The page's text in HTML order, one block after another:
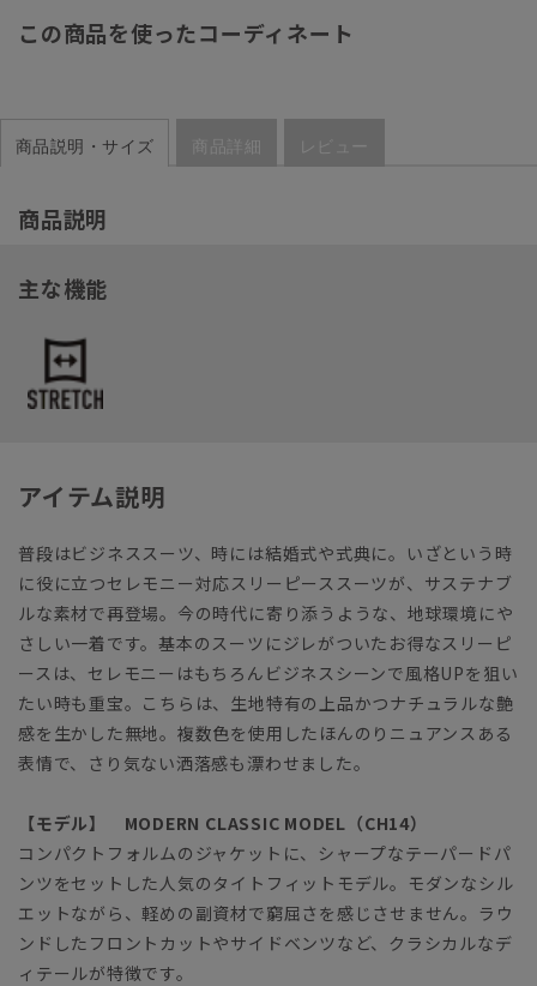
この商品を使ったコーディネート
商品説明・サイズ 商品詳細 レビュー
商品説明
主な機能
アイテム説明
普段はビジネススーツ、時には結婚式や式典に。いざという時
に役に立つセレモニー対応スリーピーススーツが、サステナブ
ルな素材で再登場。今の時代に寄り添うような、地球環境にや
さしい一着です。基本のスーツにジレがついたお得なスリーピ
ースは、セレモニーはもちろんビジネスシーンで風格UPを狙い
たい時も重宝。こちらは、生地特有の上品かつナチュラルな艶
感を生かした無地。複数色を使用したほんのりニュアンスある
表情で、さり気ない洒落感も漂わせました。
【モデル】 MODERN CLASSIC MODEL（CH14）
コンパクトフォルムのジャケットに、シャープなテーパードパ
ンツをセットした人気のタイトフィットモデル。モダンなシル
エットながら、軽めの副資材で窮屈さを感じさせません。ラウ
ンドしたフロントカットやサイドベンツなど、クラシカルなデ
ィテールが特徴です。